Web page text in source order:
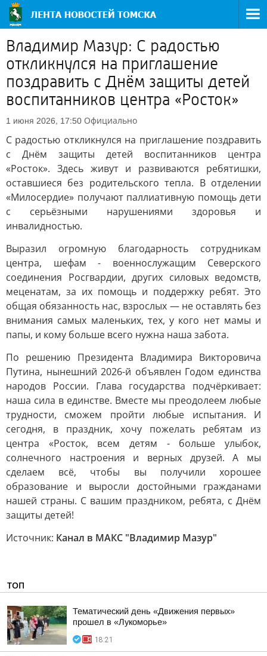
Владимир Мазур: С радостью
откликнулся на приглашение
поздравить с Днём защиты детей
воспитанников центра «Росток»
1 июня 2026, 17:50 Официально
С радостью откликнулся на приглашение поздравить
с Днём защиты детей воспитанников центра
«Росток». Здесь живут и развиваются ребятишки,
оставшиеся без родительского тепла. В отделении
«Милосердие» получают паллиативную помощь дети
с серьёзными нарушениями здоровья и
инвалидностью.
Выразил огромную благодарность сотрудникам
центра, шефам - военнослужащим Северского
соединения Росгвардии, других силовых ведомств,
меценатам, за их помощь и поддержку ребят. Это
общая обязанность нас, взрослых — не оставлять без
внимания самых маленьких, тех, у кого нет мамы и
папы, и кому больше всего нужна наша забота.
По решению Президента Владимира Викторовича
Путина, нынешний 2026-й объявлен Годом единства
народов России. Глава государства подчёркивает:
наша сила в единстве. Вместе мы преодолеем любые
трудности, сможем пройти любые испытания. И
сегодня, в праздник, хочу пожелать ребятам из
центра «Росток, всем детям - больше улыбок,
солнечного настроения и верных друзей. А мы
сделаем всё, чтобы вы получили хорошее
образование и выросли достойными гражданами
нашей страны. С вашим праздником, ребята, с Днём
защиты детей!
Источник: Канал в МАКС "Владимир Мазур"
ТОП
Тематический день «Движения первых»
прошел в «Лукоморье»
18:21